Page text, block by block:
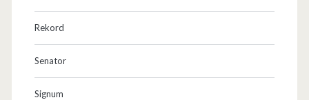
Rekord
Senator
Signum